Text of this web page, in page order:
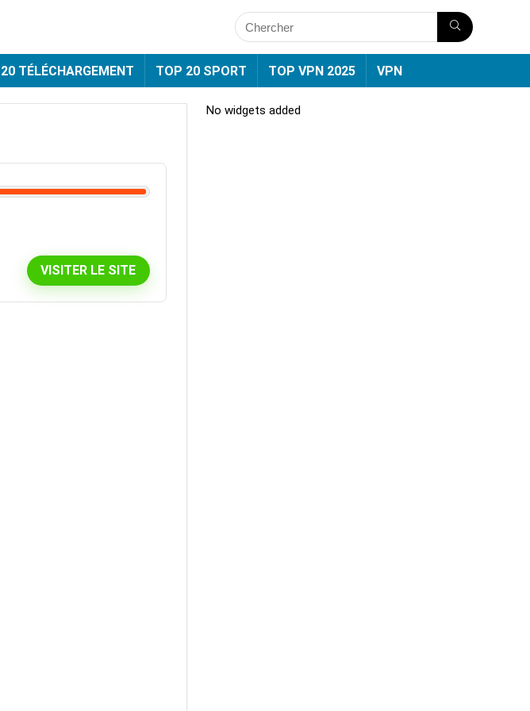
TÉLÉCHARGEMENT TOP 20 SPORT TOP VPN 2025 VPN
VISITER LE SITE
No widgets added